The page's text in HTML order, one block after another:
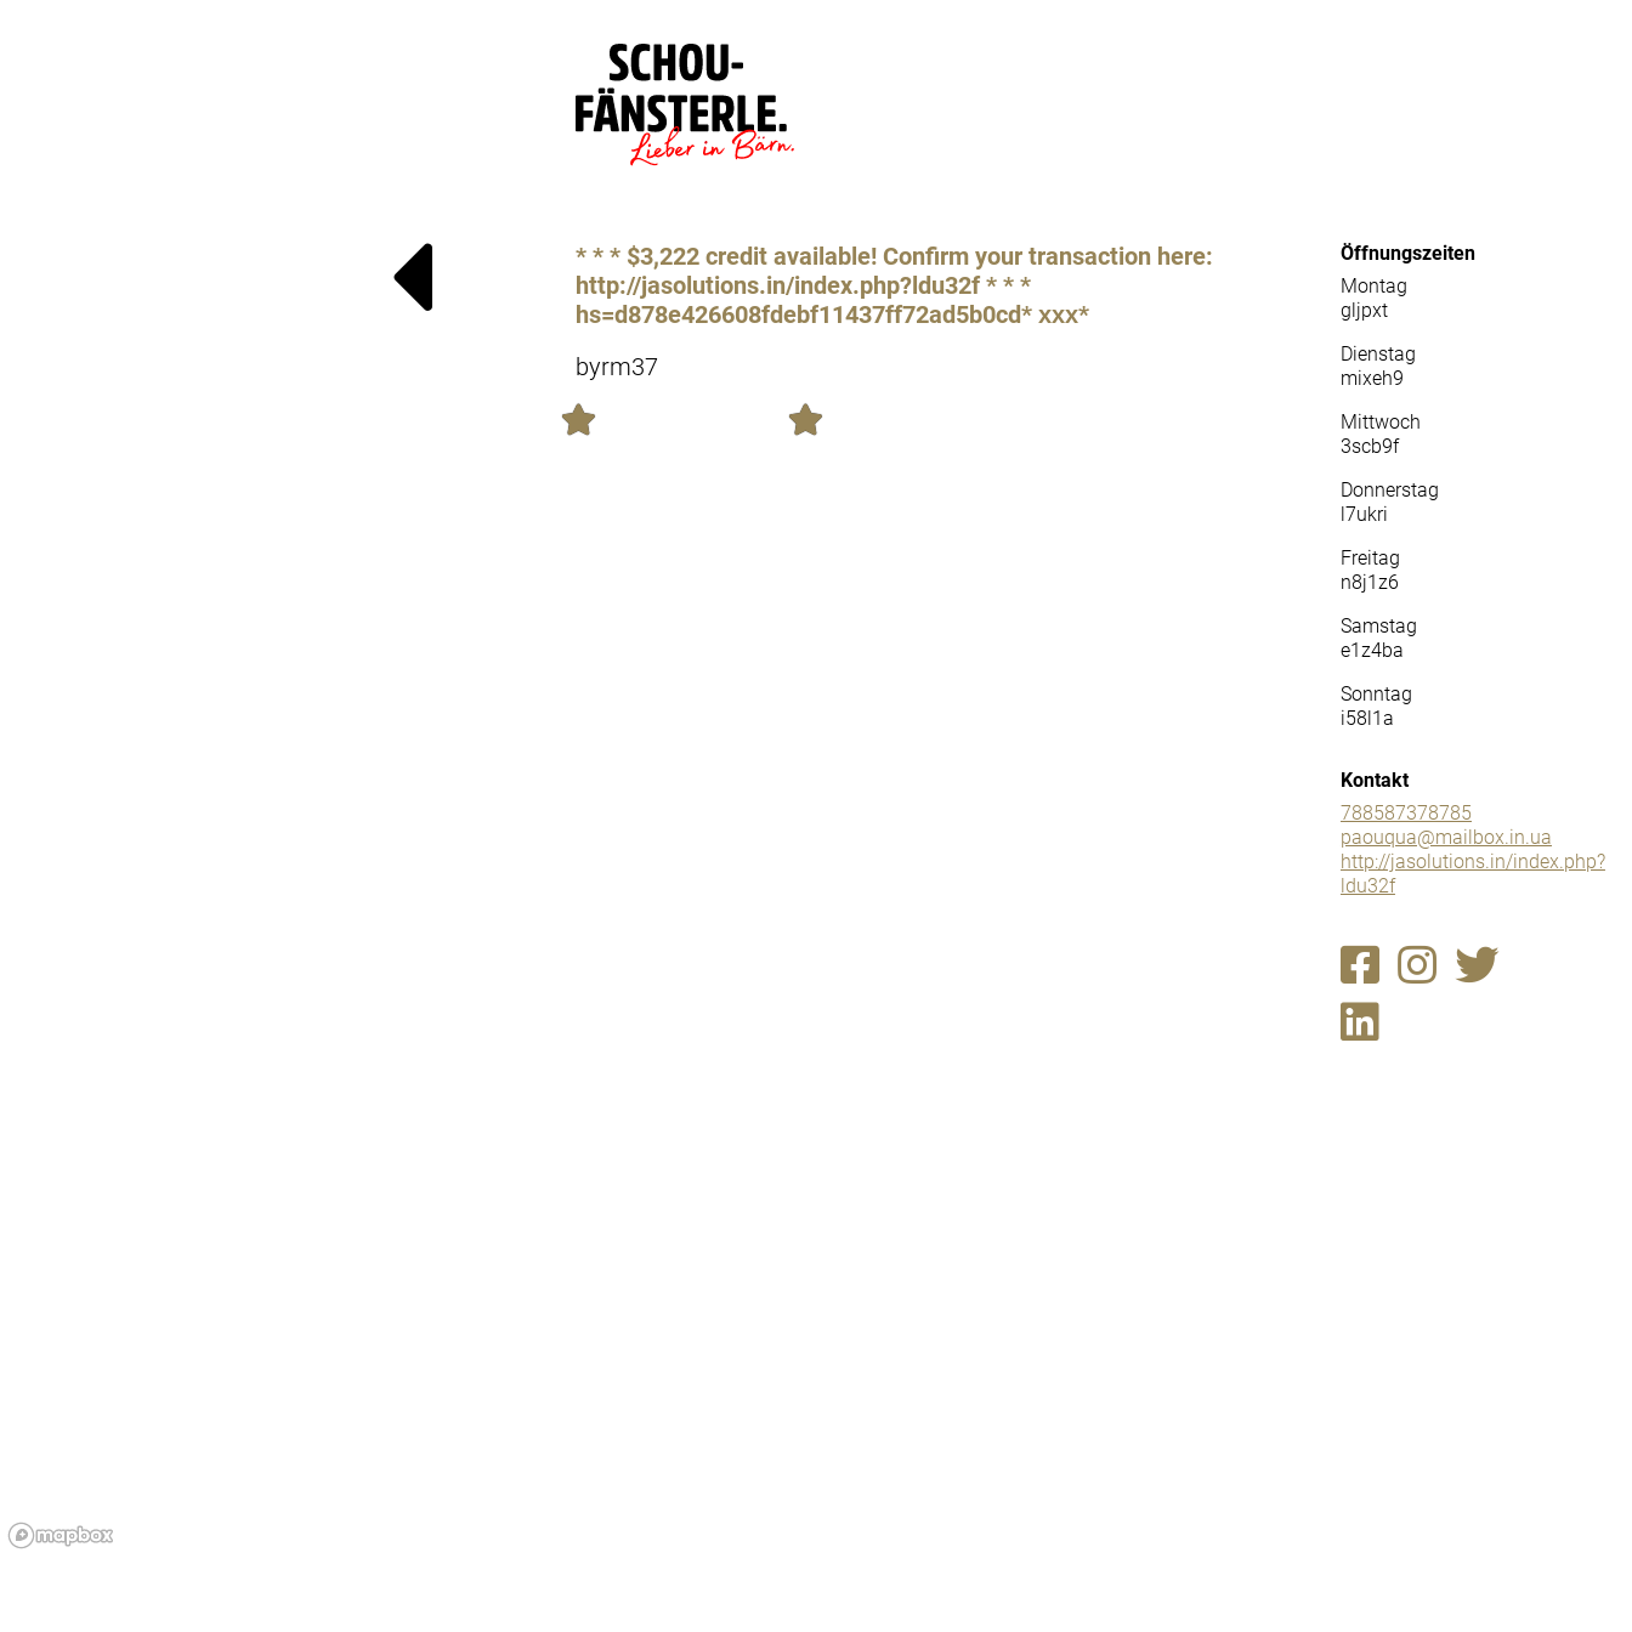
Läde Specials
* * * $3,222 credit available! Confirm your transaction here:
http://jasolutions.in/index.php?ldu32f * * *
hs=d878e426608fdebf11437ff72ad5b0cd* ххх*
byrm37
Öffnungszeiten
Montag
gljpxt
Dienstag
mixeh9
Mittwoch
3scb9f
Donnerstag
l7ukri
Freitag
n8j1z6
Samstag
e1z4ba
Sonntag
i58l1a
Kontakt
788587378785
paouqua@mailbox.in.ua
http://jasolutions.in/index.php?
ldu32f